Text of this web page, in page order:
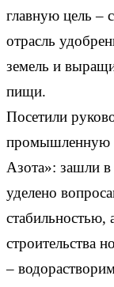
главную цель –
отрасль
земель и
пищи.
Посетили
промышленную
Азота»: зашли в
уделено
стабильностью,
строительства
–